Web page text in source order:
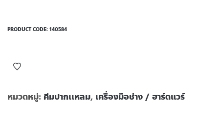
PRODUCT CODE: 140584
หมวดหมู่: คีมปากเเหลม, เครื่องมือช่าง / ฮาร์ดแวร์